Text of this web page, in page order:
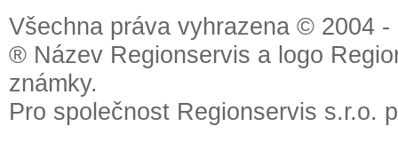
Všechna práva vyhrazena © 2004
® Název Regionservis a logo
známky.
Pro společnost Regionservis s.r.o.